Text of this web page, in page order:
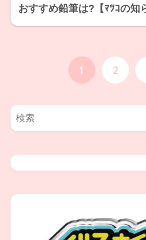
おすすめ鉛筆は?【ﾏﾂｺの知
1 2